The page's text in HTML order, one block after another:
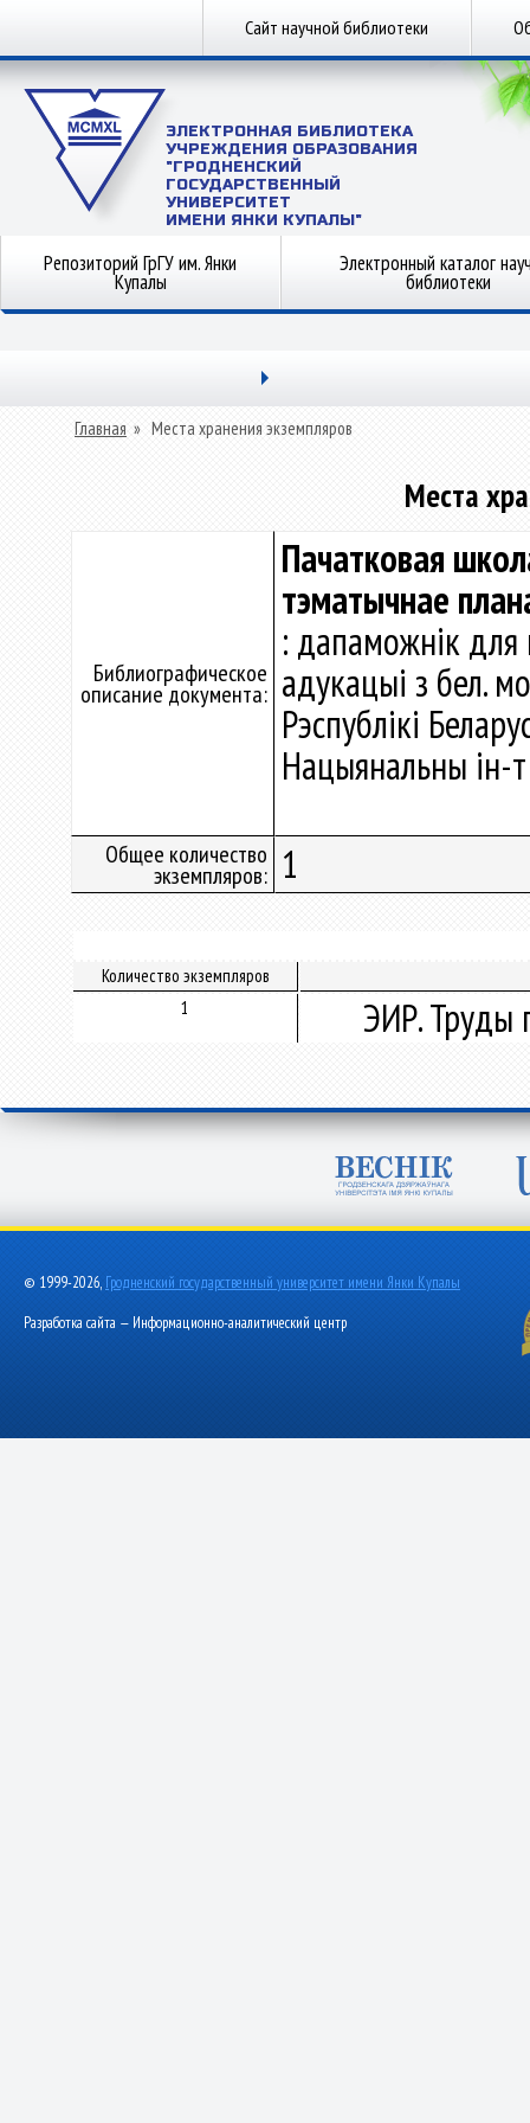
Сайт научной библиотеки
ЭЛЕКТРОННАЯ БИБЛИОТЕКА
УЧРЕЖДЕНИЯ ОБРАЗОВАНИЯ
"ГРОДНЕНСКИЙ
ГОСУДАРСТВЕННЫЙ
УНИВЕРСИТЕТ
ИМЕНИ ЯНКИ КУПАЛЫ"
Репозиторий ГрГУ им. Янки
Купалы
Электронный каталог
библиотеки
Главная » Места хранения экземпляров
Места
Библиографическое
описание документа:
Пачатковая
тэматычнае
: дапаможнік для
адукацыі з бел.
Рэспублікі
Нацыянальны ін-
Общее количество
экземпляров: 1
Количество экземпляров
1
ЭИР. Труды
© 1999-2026, Гродненский государственный университет имени Янки Купалы
Разработка сайта — Информационно-аналитический центр